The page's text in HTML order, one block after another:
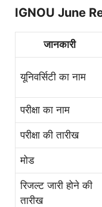
IGNOU June
जानकारी
यूनिवर्सिटी का नाम
परीक्षा का नाम
परीक्षा की तारीख
मोड
रिजल्ट जारी होने की
तारीख